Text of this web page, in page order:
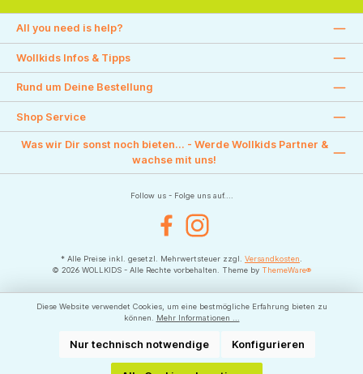
All you need is help?
Wollkids Infos & Tipps
Rund um Deine Bestellung
Shop Service
Was wir Dir sonst noch bieten... - Werde Wollkids Partner &
wachse mit uns!
Follow us - Folge uns auf....
FacebookInstagram
* Alle Preise inkl. gesetzl. Mehrwertsteuer zzgl. Versandkosten
© 2026 WOLLKIDS - Alle Rechte vorbehalten. Theme by ThemeWare®
Diese Website verwendet Cookies, um eine bestmögliche Erfahrung bieten zu
können.
Mehr Informationen ...
Nur technisch notwendige Konfigurieren